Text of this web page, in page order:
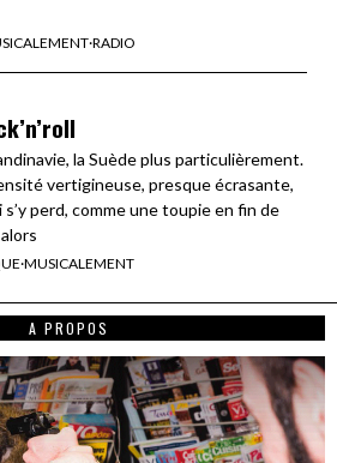
·RADIO
la Suède plus particulièrement.
vertigineuse, presque écrasante,
perd, comme une toupie en fin de
·MUSICALEMENT
A PROPOS